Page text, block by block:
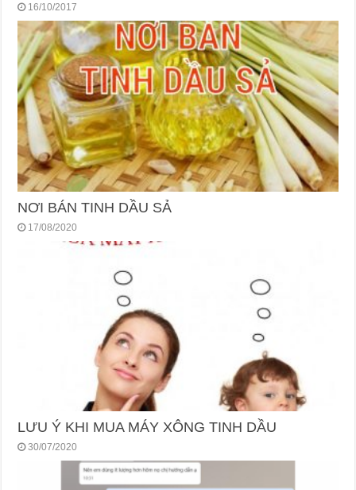
16/10/2017
NƠI BÁN TINH DẦU SẢ
17/08/2020
LƯU Ý KHI MUA MÁY XÔNG TINH DẦU
30/07/2020